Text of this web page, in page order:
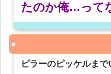
たのか俺…って
ピラーのピッケルま